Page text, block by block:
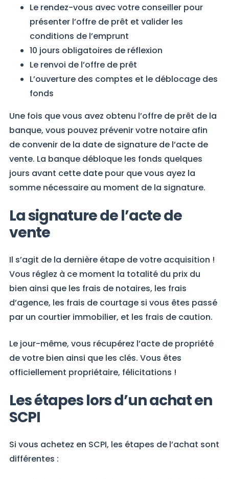
Le rendez-vous avec votre conseiller pour
présenter l’offre de prêt et valider les
conditions de l’emprunt
10 jours obligatoires de réflexion
Le renvoi de l’offre de prêt
L’ouverture des comptes et le déblocage des
fonds
Une fois que vous avez obtenu l’offre de prêt de la
banque, vous pouvez prévenir votre notaire afin
de convenir de la date de signature de l’acte de
vente. La banque débloque les fonds quelques
jours avant cette date pour que vous ayez la
somme nécessaire au moment de la signature.
La signature de l’acte de
vente
Il s’agit de la dernière étape de votre acquisition !
Vous réglez à ce moment la totalité du prix du
bien ainsi que les frais de notaires, les frais
d’agence, les frais de courtage si vous êtes passé
par un courtier immobilier, et les frais de caution.
Le jour-même, vous récupérez l’acte de propriété
de votre bien ainsi que les clés. Vous êtes
officiellement propriétaire, félicitations !
Les étapes lors d’un achat en
SCPI
Si vous achetez en SCPI, les étapes de l’achat sont
différentes :